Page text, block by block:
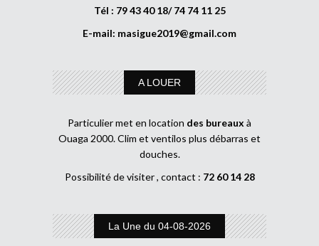
Tél : 79 43 40 18/ 74 74 11 25
E-mail: masigue2019@gmail.com
A LOUER
Particulier met en location des bureaux à
Ouaga 2000. Clim et ventilos plus débarras et
douches.
Possibilité de visiter , contact : 72 60 14 28
La Une du 04-08-2026